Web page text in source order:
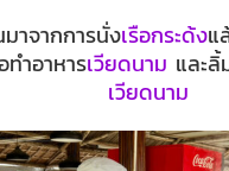
าจากการนั่งเรือกระด้งแ
ทำอาหารเวียดนาม และลิ้
เวียดนาม